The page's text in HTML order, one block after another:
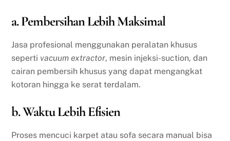
a. Pembersihan Lebih Maksimal
Jasa profesional menggunakan peralatan khusus
seperti vacuum extractor, mesin injeksi-suction, dan
cairan pembersih khusus yang dapat mengangkat
kotoran hingga ke serat terdalam.
b. Waktu Lebih Efisien
Proses mencuci karpet atau sofa secara manual bisa